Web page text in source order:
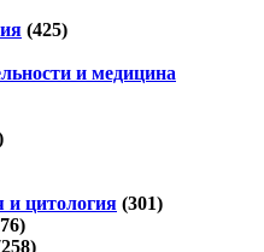
(425)
и медицина
и цитология (301)